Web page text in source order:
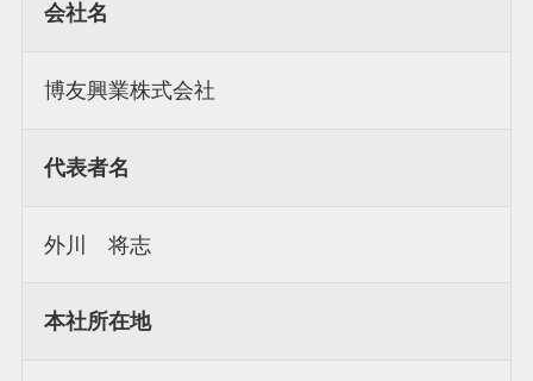
会社名
博友興業株式会社
代表者名
外川 将志
本社所在地